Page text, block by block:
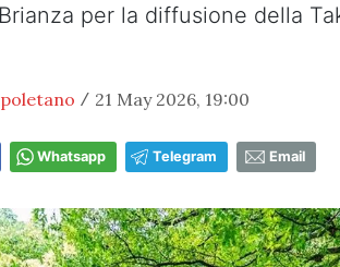
per la diffusione della
/ 21 May 2026, 19:00
Whatsapp Telegram Email